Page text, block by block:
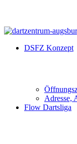
DSFZ Konzept
Adresse,
Flow Dartsliga